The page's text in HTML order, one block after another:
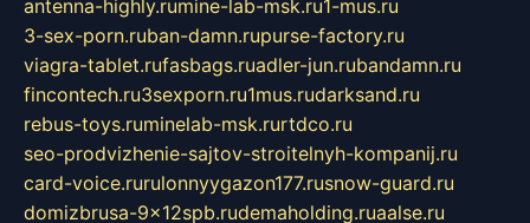
antenna-highly.rumine-lab-msk.ru1-mus.ru
3-sex-porn.ruban-damn.rupurse-factory.ru
viagra-tablet.rufasbags.ruadler-jun.rubandamn.ru
fincontech.ru3sexporn.ru1mus.rudarksand.ru
rebus-toys.ruminelab-msk.rurtdco.ru
seo-prodvizhenie-sajtov-stroitelnyh-kompanij.ru
card-voice.rurulonnyygazon177.rusnow-guard.ru
domizbrusa-9x12spb.rudemaholding.ruaalse.ru